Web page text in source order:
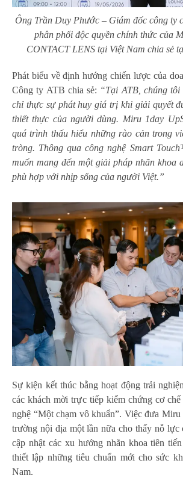
Ông Trần Duy Phước – Giám đốc công ty
phân phối độc quyền chính thức của
CONTACT LENS tại Việt Nam chia sẻ
Phát biểu về định hướng chiến lược của
Công ty ATB chia sẻ: “Tại ATB, chúng
chỉ thực sự phát huy giá trị khi giải quyết
thiết thực của người dùng. Miru 1day
quá trình thấu hiểu những rào cản trong
tròng. Thông qua công nghệ Smart
muốn mang đến một giải pháp nhãn khoa
phù hợp với nhịp sống của người Việt.”
Sự kiện kết thúc bằng hoạt động trải
các khách mời trực tiếp kiểm chứng cơ
nghệ “Một chạm vô khuẩn”. Việc đưa
trường nội địa một lần nữa cho thấy nỗ lực
cập nhật các xu hướng nhãn khoa tiên
thiết lập những tiêu chuẩn mới cho sức
Nam.